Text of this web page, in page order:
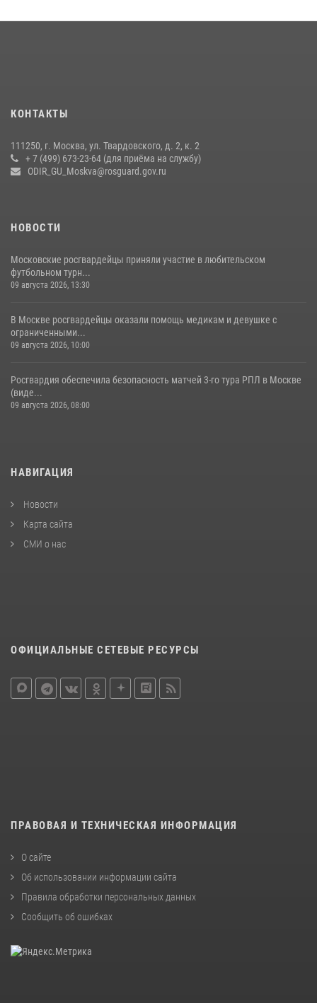
матче в Москве обеспечила Росгвардия (видео)
Центральный округ Росгвардии отмечает 105-летие
КОНТАКТЫ
111250, г. Москва, ул. Твардовского, д. 2, к. 2
+ 7 (499) 673-23-64 (для приёма на службу)
ODIR_GU_Moskva@rosguard.gov.ru
НОВОСТИ
Московские росгвардейцы приняли участие в любительском
футбольном турн...
09 августа 2026, 13:30
В Москве росгвардейцы оказали помощь медикам и девушке с
ограниченными...
09 августа 2026, 10:00
Росгвардия обеспечила безопасность матчей 3-го тура РПЛ в Москве
(виде...
09 августа 2026, 08:00
НАВИГАЦИЯ
Новости
Карта сайта
СМИ о нас
ОФИЦИАЛЬНЫЕ СЕТЕВЫЕ РЕСУРСЫ
ПРАВОВАЯ И ТЕХНИЧЕСКАЯ ИНФОРМАЦИЯ
О сайте
Об использовании информации сайта
Правила обработки персональных данных
Сообщить об ошибках